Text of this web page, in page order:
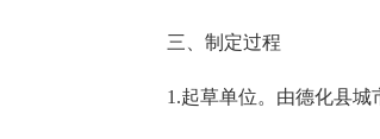
三、 制定过程
1.起草单位。由德化县城